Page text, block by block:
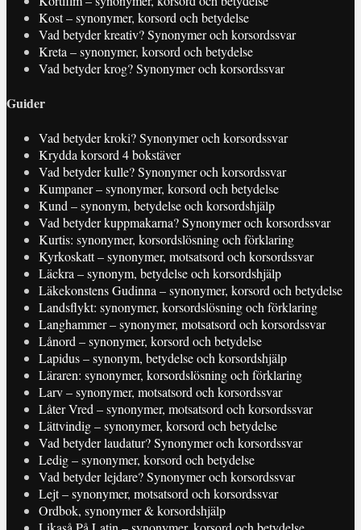
Kost – synonymer, korsord och betydelse
Vad betyder kreativ? Synonymer och korsordssvar
Kreta – synonymer, korsord och betydelse
Vad betyder krog? Synonymer och korsordssvar
Guider
Vad betyder kroki? Synonymer och korsordssvar
Krydda korsord 4 bokstäver
Vad betyder kulle? Synonymer och korsordssvar
Kumpaner – synonymer, korsord och betydelse
Kund – synonym, betydelse och korsordshjälp
Vad betyder kuppmakarna? Synonymer och korsordssvar
Kurtis: synonymer, korsordslösning och förklaring
Kyrkoskatt – synonymer, motsatsord och korsordssvar
Läckra – synonym, betydelse och korsordshjälp
Läkekonstens Gudinna – synonymer, korsord och betydelse
Landsflykt: synonymer, korsordslösning och förklaring
Langhammer – synonymer, motsatsord och korsordssvar
Lånord – synonymer, korsord och betydelse
Lapidus – synonym, betydelse och korsordshjälp
Läraren: synonymer, korsordslösning och förklaring
Larv – synonymer, motsatsord och korsordssvar
Låter Vred – synonymer, motsatsord och korsordssvar
Lättvindig – synonymer, korsord och betydelse
Vad betyder laudatur? Synonymer och korsordssvar
Ledig – synonymer, korsord och betydelse
Vad betyder lejdare? Synonymer och korsordssvar
Lejt – synonymer, motsatsord och korsordssvar
Ordbok, synonymer & korsordshjälp